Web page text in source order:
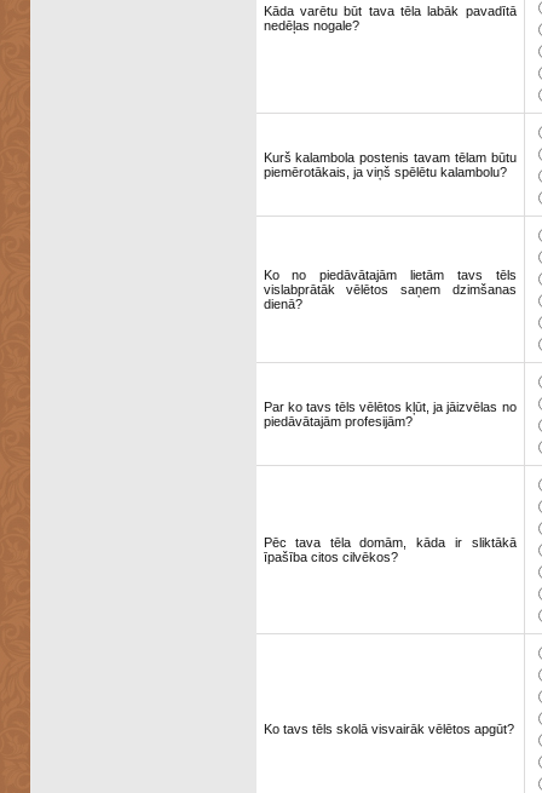
Kāda varētu būt tava tēla labāk pavadītā
nedēļas nogale?
Kurš kalambola postenis tavam tēlam būtu
piemērotākais, ja viņš spēlētu kalambolu?
Ko no piedāvātajām lietām tavs tēls
vislabprātāk vēlētos saņem dzimšanas
dienā?
Par ko tavs tēls vēlētos kļūt, ja jāizvēlas no
piedāvātajām profesijām?
Pēc tava tēla domām, kāda ir sliktākā
īpašība citos cilvēkos?
Ko tavs tēls skolā visvairāk vēlētos apgūt?